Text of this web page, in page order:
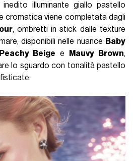
illuminante giallo pastello
cromatica viene completata dagli
, ombretti in stick dalle texture
disponibili nelle nuance Baby
Peachy Beige e Mauvy Brown,
lo sguardo con tonalità pastello